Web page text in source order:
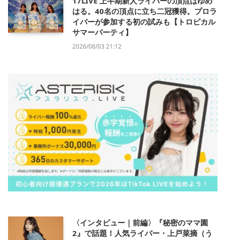
はる。40名の頂点に立ち二冠獲得。プロラ
イバーが参加する初の試みも【トロピカル
サマーパーティ】
2026/08/03 21:12
〈インタビュー｜前編〉『秘密のママ園
2』で話題！人気ライバー・上戸菜摘（う